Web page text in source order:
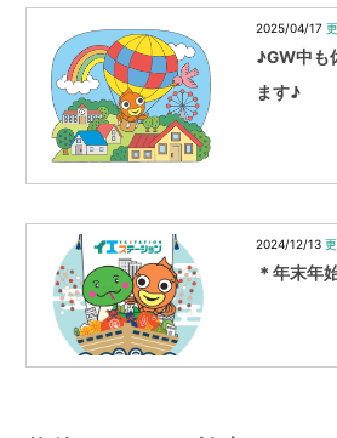
2025/04/17
♪GW中も
ます♪
2024/12/13
＊年末年